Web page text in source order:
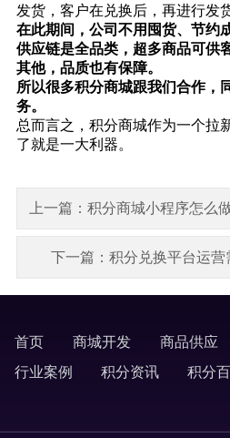
发货，客户在兑换后，再进行发货
在此期间，公司不用囤货、节约
供应链是全品类，超多商品可供
其他，品质也有保障。
所以很多积分商城跟我们合作，
务。
总而言之，积分商城作为一个拉
了就是一大利器。
上一篇：积分商城小程序怎么
下一篇：积分兑换平台运营
首页 商城开发 商品供应
行业案例
积分资讯 积分